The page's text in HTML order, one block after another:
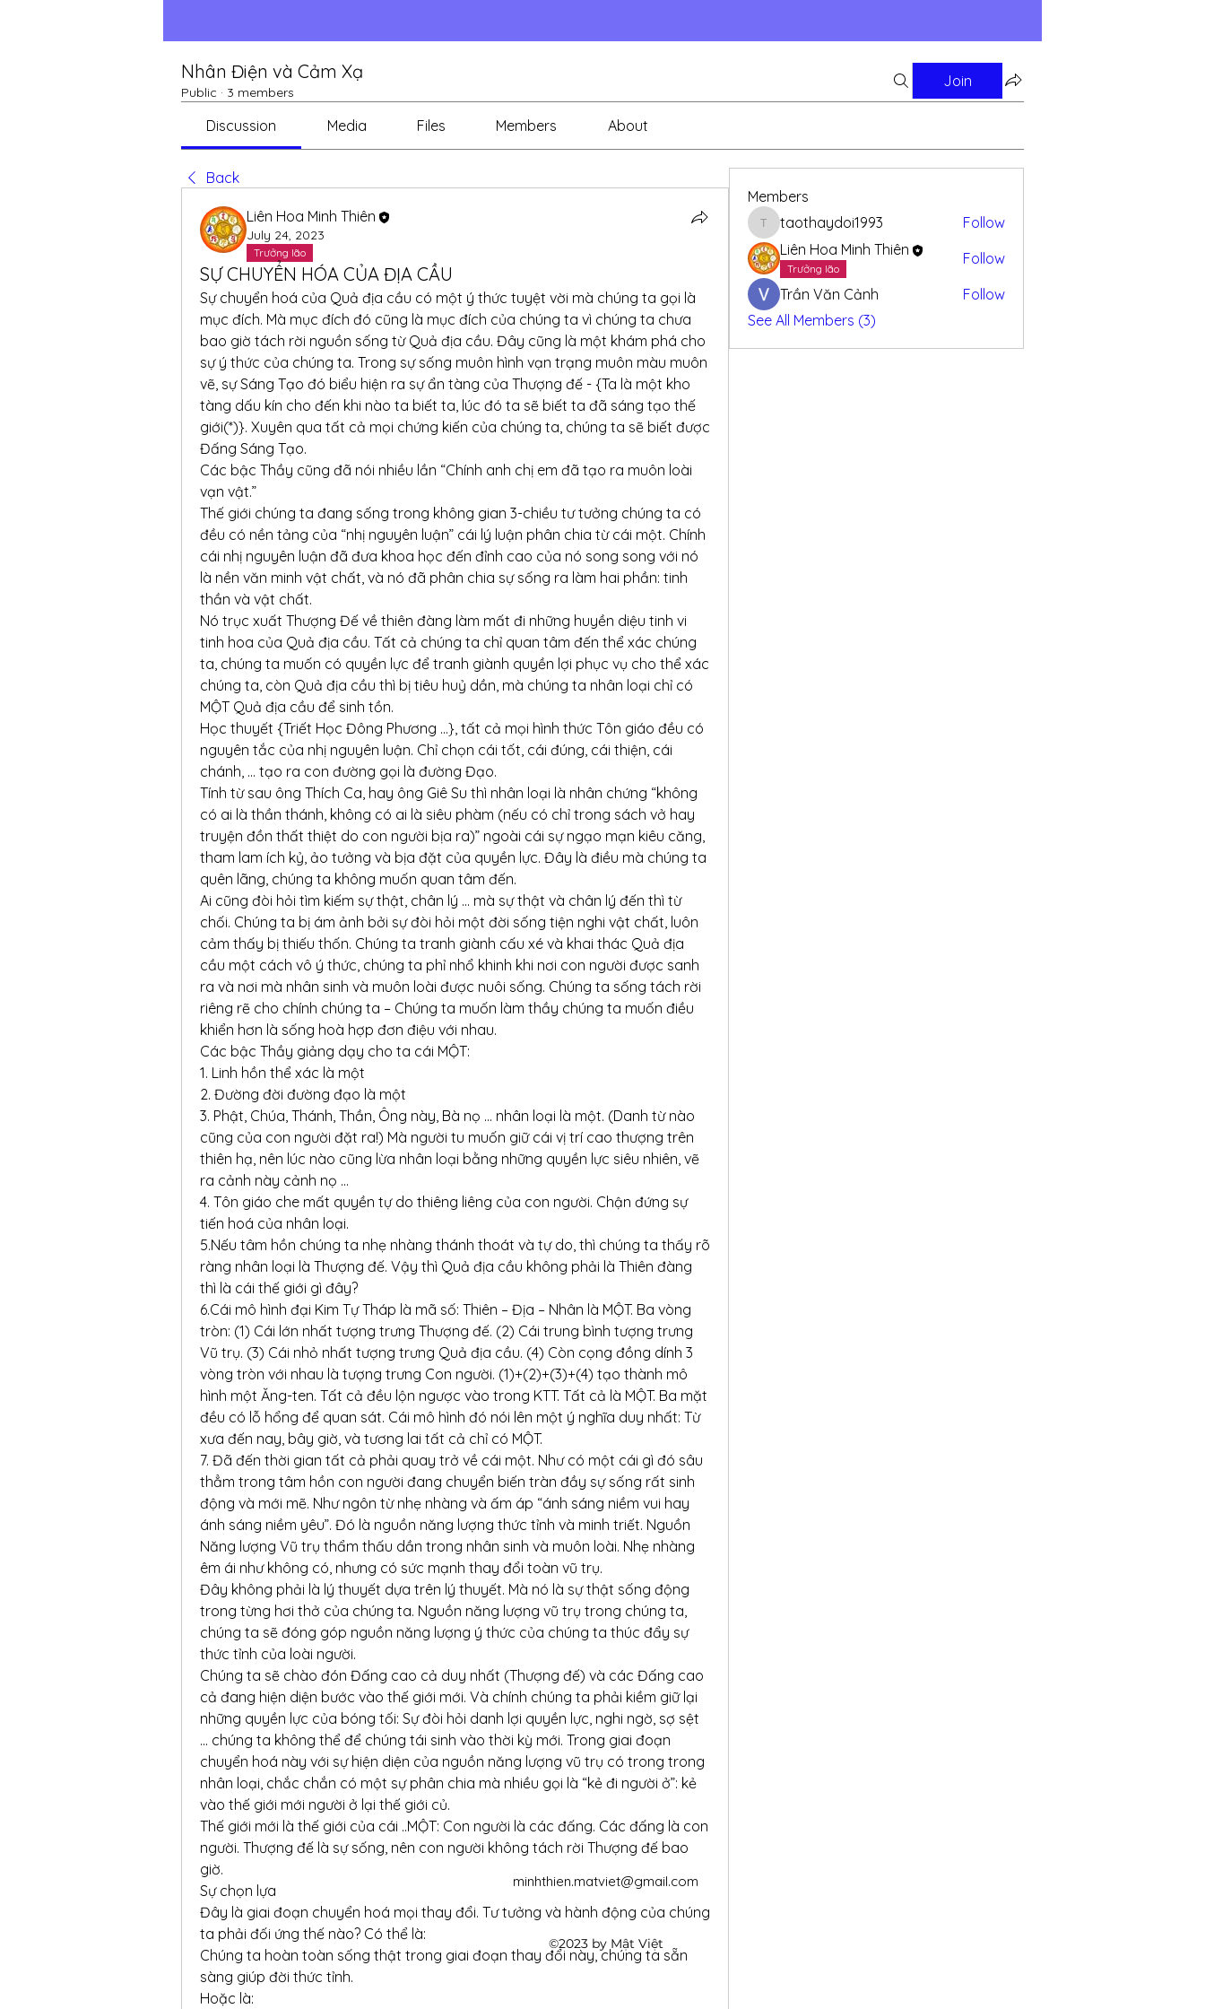
Nhân Điện và Cảm Xạ
Public · 3 members
Join
Discussion Media Files Members About
Back
Liên Hoa Minh Thiên
July 24, 2023
Trưởng lão
SỰ CHUYỂN HÓA CỦA ĐỊA CẦU
Sự chuyển hoá của Quả địa cầu có một ý thức tuyệt vời mà chúng ta gọi là
mục đích. Mà mục đích đó cũng là mục đích của chúng ta vì chúng ta chưa
bao giờ tách rời nguồn sống từ Quả địa cầu. Đây cũng là một khám phá cho
sự ý thức của chúng ta. Trong sự sống muôn hình vạn trạng muôn màu muôn
vẽ, sự Sáng Tạo đó biểu hiện ra sự ẩn tàng của Thượng đế - {Ta là một kho
tàng dấu kín cho đến khi nào ta biết ta, lúc đó ta sẽ biết ta đã sáng tạo thế
giới(*)}. Xuyên qua tất cả mọi chứng kiến của chúng ta, chúng ta sẽ biết được
Đấng Sáng Tạo.
Các bậc Thầy cũng đã nói nhiều lần “Chính anh chị em đã tạo ra muôn loài
vạn vật.”
Thế giới chúng ta đang sống trong không gian 3-chiều tư tưởng chúng ta có
đều có nền tảng của “nhị nguyên luận” cái lý luận phân chia từ cái một. Chính
cái nhị nguyên luận đã đưa khoa học đến đỉnh cao của nó song song với nó
là nền văn minh vật chất, và nó đã phân chia sự sống ra làm hai phần: tinh
thần và vật chất.
Nó trục xuất Thượng Đế về thiên đàng làm mất đi những huyền diệu tinh vi
tinh hoa của Quả địa cầu. Tất cả chúng ta chỉ quan tâm đến thể xác chúng
ta, chúng ta muốn có quyền lực để tranh giành quyền lợi phục vụ cho thể xác
chúng ta, còn Quả địa cầu thì bị tiêu huỷ dần, mà chúng ta nhân loại chỉ có
MỘT Quả địa cầu để sinh tồn.
Học thuyết {Triết Học Đông Phương …}, tất cả mọi hình thức Tôn giáo đều có
nguyên tắc của nhị nguyên luận. Chỉ chọn cái tốt, cái đúng, cái thiện, cái
chánh, … tạo ra con đường gọi là đường Đạo.
Tính từ sau ông Thích Ca, hay ông Giê Su thì nhân loại là nhân chứng “không
có ai là thần thánh, không có ai là siêu phàm (nếu có chỉ trong sách vở hay
truyện đồn thất thiệt do con người bịa ra)” ngoài cái sự ngạo mạn kiêu căng,
tham lam ích kỷ, ảo tưởng và bịa đặt của quyền lực. Đây là điều mà chúng ta
quên lãng, chúng ta không muốn quan tâm đến.
Ai cũng đòi hỏi tìm kiếm sự thật, chân lý … mà sự thật và chân lý đến thì từ
chối. Chúng ta bị ám ảnh bởi sự đòi hỏi một đời sống tiện nghi vật chất, luôn
cảm thấy bị thiếu thốn. Chúng ta tranh giành cấu xé và khai thác Quả địa
cầu một cách vô ý thức, chúng ta phỉ nhổ khinh khi nơi con người được sanh
ra và nơi mà nhân sinh và muôn loài được nuôi sống. Chúng ta sống tách rời
riêng rẽ cho chính chúng ta – Chúng ta muốn làm thầy chúng ta muốn điều
khiển hơn là sống hoà hợp đơn điệu với nhau.
Các bậc Thầy giảng dạy cho ta cái MỘT:
1. Linh hồn thể xác là một
2. Đường đời đường đạo là một
3. Phật, Chúa, Thánh, Thần, Ông này, Bà nọ … nhân loại là một. (Danh từ nào
cũng của con người đặt ra!) Mà người tu muốn giữ cái vị trí cao thượng trên
thiên hạ, nên lúc nào cũng lừa nhân loại bằng những quyền lực siêu nhiên, vẽ
ra cảnh này cảnh nọ …
4. Tôn giáo che mất quyền tự do thiêng liêng của con người. Chận đứng sự
tiến hoá của nhân loại.
5.Nếu tâm hồn chúng ta nhẹ nhàng thánh thoát và tự do, thì chúng ta thấy rõ
ràng nhân loại là Thượng đế. Vậy thì Quả địa cầu không phải là Thiên đàng
thì là cái thế giới gì đây?
6.Cái mô hình đại Kim Tự Tháp là mã số: Thiên – Địa – Nhân là MỘT. Ba vòng
tròn: (1) Cái lớn nhất tượng trưng Thượng đế. (2) Cái trung bình tượng trưng
Vũ trụ. (3) Cái nhỏ nhất tượng trưng Quả địa cầu. (4) Còn cọng đồng dính 3
vòng tròn với nhau là tượng trưng Con người. (1)+(2)+(3)+(4) tạo thành mô
hình một Ăng-ten. Tất cả đều lộn ngược vào trong KTT. Tất cả là MỘT. Ba mặt
đều có lỗ hổng để quan sát. Cái mô hình đó nói lên một ý nghĩa duy nhất: Từ
xưa đến nay, bây giờ, và tương lai tất cả chỉ có MỘT.
7. Đã đến thời gian tất cả phải quay trở về cái một. Như có một cái gì đó sâu
thẳm trong tâm hồn con người đang chuyển biến tràn đầy sự sống rất sinh
động và mới mẽ. Như ngôn từ nhẹ nhàng và ấm áp “ánh sáng niềm vui hay
ánh sáng niềm yêu”. Đó là nguồn năng lượng thức tỉnh và minh triết. Nguồn
Năng lượng Vũ trụ thẩm thấu dần trong nhân sinh và muôn loài. Nhẹ nhàng
êm ái như không có, nhưng có sức mạnh thay đổi toàn vũ trụ.
Đây không phải là lý thuyết dựa trên lý thuyết. Mà nó là sự thật sống động
trong từng hơi thở của chúng ta. Nguồn năng lượng vũ trụ trong chúng ta,
chúng ta sẽ đóng góp nguồn năng lượng ý thức của chúng ta thúc đẩy sự
thức tỉnh của loài người.
Chúng ta sẽ chào đón Đấng cao cả duy nhất (Thượng đế) và các Đấng cao
cả đang hiện diện bước vào thế giới mới. Và chính chúng ta phải kiềm giữ lại
những quyền lực của bóng tối: Sự đòi hỏi danh lợi quyền lực, nghi ngờ, sợ sệt
… chúng ta không thể để chúng tái sinh vào thời kỳ mới. Trong giai đoạn
chuyển hoá này với sự hiện diện của nguồn năng lượng vũ trụ có trong trong
nhân loại, chắc chắn có một sự phân chia mà nhiều gọi là “kẻ đi người ở”: kẻ
vào thế giới mới người ở lại thế giới củ.
Thế giới mới là thế giới của cái ..MỘT: Con người là các đấng. Các đấng là con
người. Thượng đế là sự sống, nên con người không tách rời Thượng đế bao
giờ.
Sự chọn lựa
Đây là giai đoạn chuyển hoá mọi thay đổi. Tư tưởng và hành động của chúng
ta phải đối ứng thế nào? Có thể là:
Chúng ta hoàn toàn sống thật trong giai đoạn thay đổi này, chúng ta sẵn
sàng giúp đời thức tỉnh.
Hoặc là:
Members
taothaydoi1993
taothaydoi1993
Follow
Liên Hoa Minh Thiên
Trưởng lão
Follow
Trần Văn Cảnh
Follow
See All Members (3)
minhthien.matviet@gmail.com
©2023 by Mật Việt